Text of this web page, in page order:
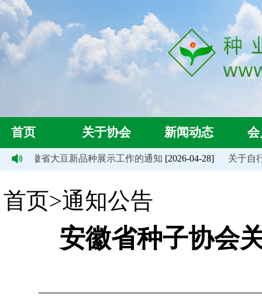
首页 关于协会 新闻动态
安徽省大豆新品种展示工作的通知 [2026-04-28] 关于自行组
首页>通知公告
安徽省种子协会